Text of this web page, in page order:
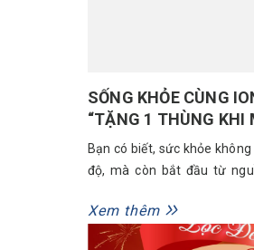
SỐNG KHỎE CÙNG
“TẶNG 1 THÙNG KHI
Bạn có biết, sức khỏe
độ, mà còn bắt đầu từ
cấp Ion Green chính là sự
đang tìm kiếm một lối...
Xem thêm